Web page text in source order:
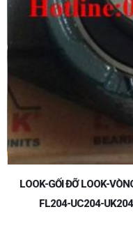
LOOK-GỐI ĐỠ LOOK-
FL204-UC204-